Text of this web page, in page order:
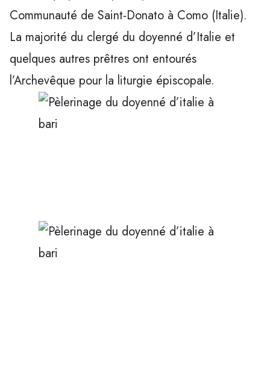
Communauté de Saint-Donato à Como (Italie).
La majorité du clergé du doyenné d’Italie et
quelques autres prêtres ont entourés
l’Archevêque pour la liturgie épiscopale.